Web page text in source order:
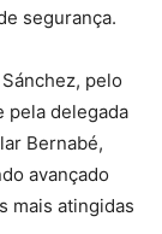
segurança.
pelo
pela delegada
Bernabé,
avançado
mais atingidas